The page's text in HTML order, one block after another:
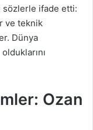
sözlerle ifade etti:
ve teknik
Dünya
Ozan